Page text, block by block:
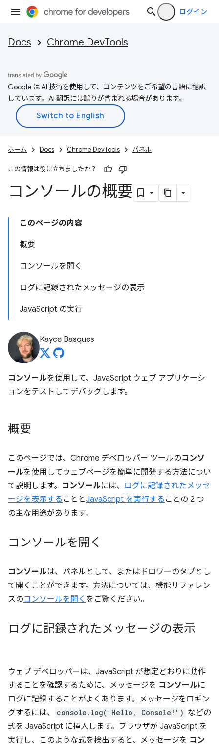
ログイン
Docs Chrome DevTools
Google は AI 技術を使用して、コンテンツをご希望の言語に翻訳
しています。AI 翻訳には誤りが含まれる場合があります。
ホーム Docs Chrome DevTools パネル
この情報は役に立ちましたか？
コンソールの概要
このページの内容
概要
コンソールを開く
ログに記録されたメッセージの表示
JavaScript の実行
Kayce Basques
コンソールを使用して、JavaScript ウェブ アプリケーシ
ョンをテストしてデバッグします。
概要
このページでは、Chrome デベロッパー ツールのコンソ
ールを使用してウェブページを簡単に開発する方法につい
て説明します。 コンソールには、 ログに記録されたメッセ
ージを表示する こととJavaScript を実行する ことの 2 つ
の主な用途があります。
コンソールを開く
コンソールは、パネルとして、またはドロワーのタブとし
て開くことができます。方法については、機能リファレン
スのコンソールを開く をご覧ください。
ログに記録されたメッセージの表示
ウェブ デベロッパーは、JavaScript が想定どおりに動作
することを確認するために、メッセージを コンソールに
ログに記録することがよくあります。メッセージをロギン
グするには、
console.log('Hello, Console!') などの
式を JavaScript に挿入します。ブラウザが JavaScript を
実行し、このような式を検出すると、メッセージを コン